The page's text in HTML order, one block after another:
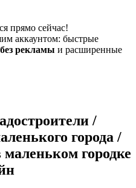
прямо сейчас!
аккаунтом: быстрые
рекламы и расширенные
/
города /
городке